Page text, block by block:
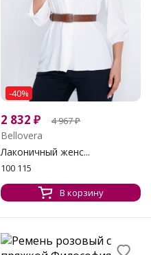
-40%
2 832 ₽ 4 967₽
Bellovera
Лаконичный женс...
100 115
В корзину